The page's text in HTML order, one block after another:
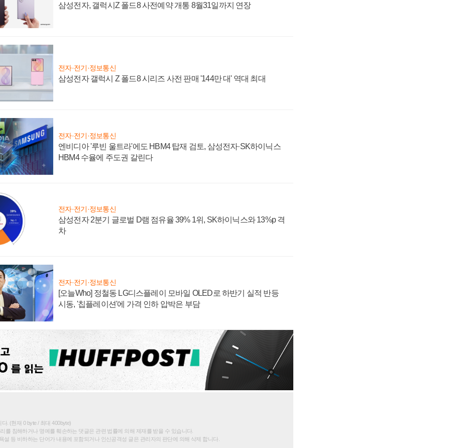
삼성전자, 갤럭시Z 폴드8 사전예약 개통 8월31일까지 연장
전자·전기·정보통신
삼성전자 갤럭시 Z 폴드8 시리즈 사전 판매 '144만 대' 역대 최대
전자·전기·정보통신
엔비디아 '루빈 울트라'에도 HBM4 탑재 검토, 삼성전자·SK하이닉스
HBM4 수율에 주도권 갈린다
전자·전기·정보통신
삼성전자 2분기 글로벌 D램 점유율 39% 1위, SK하이닉스와 13%p 격
차
전자·전기·정보통신
[오늘Who] 정철동 LG디스플레이 모바일 OLED로 하반기 실적 반등
시동, '칩플레이션'에 가격 인하 압박은 부담
. (현재 0 byte / 최대 400byte)
를 침해하거나 명예를 훼손하는 댓글은 관련 법률에 의해 제재를 받을 수 있습니다.
설 등 비하하는 단어가 내용에 포함되거나 인신공격성 글은 관리자의 판단에 의해 삭제 합니다.